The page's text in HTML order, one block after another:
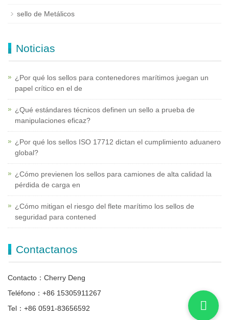
sello de Metálicos
Noticias
¿Por qué los sellos para contenedores marítimos juegan un
papel crítico en el de
¿Qué estándares técnicos definen un sello a prueba de
manipulaciones eficaz?
¿Por qué los sellos ISO 17712 dictan el cumplimiento aduanero
global?
¿Cómo previenen los sellos para camiones de alta calidad la
pérdida de carga en
¿Cómo mitigan el riesgo del flete marítimo los sellos de
seguridad para contened
Contactanos
Contacto：Cherry Deng
Teléfono：+86 15305911267
Tel：+86 0591-83656592